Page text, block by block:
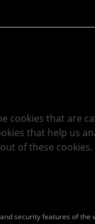
cookies that are
that help us
of these
security features of the